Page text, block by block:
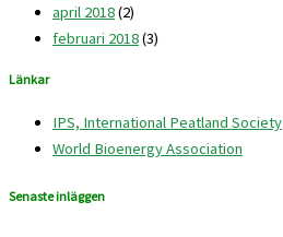
april 2018(2)
februari 2018(3)
Länkar
IPS, International Peatland Society
World Bioenergy Association
Senaste inläggen